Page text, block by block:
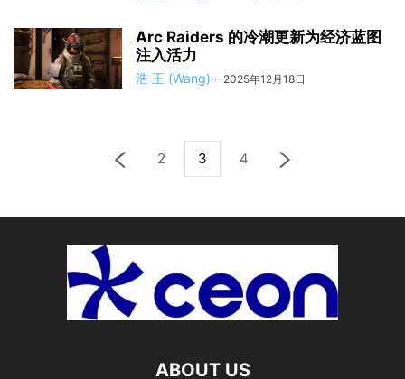
Arc Raiders 的冷潮更新为经济蓝图
注入活力
浩 王 (Wang) - 2025年12月18日
2 3 4
ABOUT US